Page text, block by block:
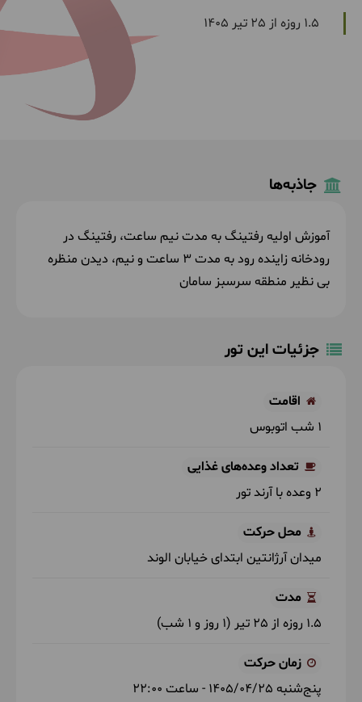
1.5 روزه از 25 تیر 1405
جاذبه‌ها
آموزش اولیه رفتینگ به مدت نیم ساعت، رفتینگ در
رودخانه زاینده رود به مدت 3 ساعت و نیم، دیدن منظره
بی نظیر منطقه سرسبز سامان
جزئیات این تور
اقامت
1 شب اتوبوس
تعداد وعده‌های غذایی
2 وعده با آرند تور
محل حرکت
میدان آرژانتین ابتدای خیابان الوند
مدت
1.5 روزه از 25 تیر (1 روز و 1 شب)
زمان حرکت
پنج‌شنبه 1405/04/25 - ساعت 22:00